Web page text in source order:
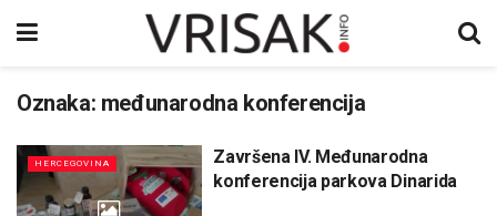
Oznaka: međunarodna konferencija
HERCEGOVINA
Završena IV. Međunarodna
konferencija parkova Dinarida